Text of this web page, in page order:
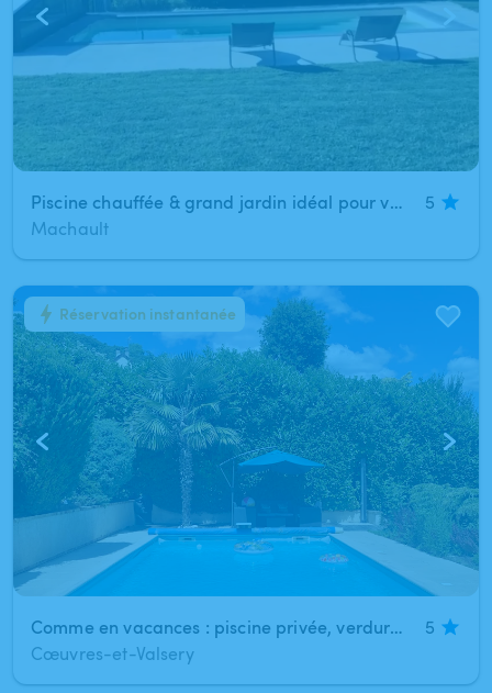
Piscine chauffée & grand jardin idéal pour vos événements
5
Machault
1/5
Comme en vacances : piscine privée, verdure, soleil & sérénité
5
Cœuvres-et-Valsery
Réservation instantanée